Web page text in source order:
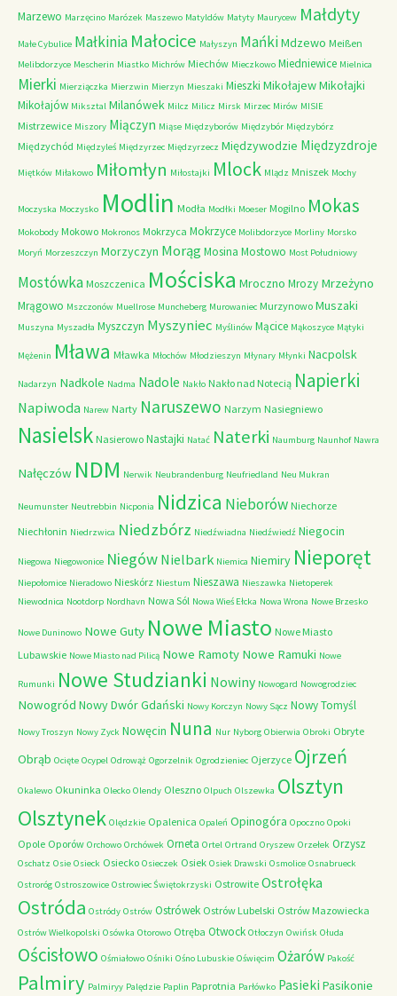
Marzewo Marzęcino Marózek Maszewo Matyldów Matyty Maurycew Małdyty
Małe Cybulice Małkinia Małocice Małyszyn MańkiMdzewo Meißen
Melibdorzyce Mescherin Miastko Michrów Miechów Mieczkowo Miedniewice Mielnica
Mierki Mierziączka Mierzwin Mierzyn Mieszaki Mieszki MikołajewMikołajki
Mikołajów Miksztal Milanówek Milcz Milicz Mirsk Mirzec Mirów MISIE
Mistrzewice Miszory Miączyn Miąse Międzyborów Międzybór Międzybórz
Międzychód Międzyleś Międzyrzec Międzyrzecz Międzywodzie Międzyzdroje
Miętków Miłakowo Miłomłyn Miłostajki Mlock Mlądz Mniszek Mochy
Moczyska Moczysko Modlin Modła Modłki Moeser Mogilno Mokas
Mokobody Mokowo Mokronos Mokrzyca Mokrzyce Molibdorzyce Morliny Morsko
Moryń Morzeszczyn Morzyczyn MorągMosina Mostowo Most Południowy
Mostówka Moszczenica Mościska Mroczno Mrozy Mrzeżyno
Mrągowo Mszczonów Muellrose Muncheberg Murowaniec Murzynowo Muszaki
Muszyna Myszadła Myszczyn Myszyniec Myślinów Mącice Mąkoszyce Mątyki
Mężenin Mława Mławka Młochów Młodzieszyn Młynary Młynki Nacpolsk
Nadarzyn Nadkole Nadma Nadole Nakło Nakło nad Notecią Napierki
Napiwoda Narew Narty Naruszewo Narzym Nasiegniewo
Nasielsk Nasierowo Nastajki Natać Naterki Naumburg Naunhof Nawra
Nałęczów NDM Nerwik Neubrandenburg Neufriedland Neu Mukran
Neumunster Neutrebbin Nicponia Nidzica Nieborów Niechorze
Niechłonin Niedrzwica Niedzbórz Niedźwiadna Niedźwiedź Niegocin
Niegowa Niegowonice Niegów Nielbark Niemica Niemiry Nieporęt
Niepołomice Nieradowo Nieskórz Niestum Nieszawa Nieszawka Nietoperek
Niewodnica Nootdorp Nordhavn Nowa Sól Nowa Wieś Ełcka Nowa Wrona Nowe Brzesko
Nowe Duninowo Nowe Guty Nowe Miasto Nowe Miasto
Lubawskie Nowe Miasto nad Pilicą Nowe Ramoty Nowe Ramuki Nowe
Rumunki Nowe Studzianki Nowiny Nowogard Nowogrodziec
Nowogród Nowy Dwór Gdański Nowy Korczyn Nowy Sącz Nowy Tomyśl
Nowy Troszyn Nowy Zyck Nowęcin Nuna Nur Nyborg Obierwia Obroki Obryte
Obrąb Ocięte Ocypel Odrowąż Ogorzelnik Ogrodzieniec Ojerzyce Ojrzeń
Okalewo Okuninka Olecko Olendy Oleszno Olpuch Olszewka Olsztyn
Olsztynek Olędzkie Opalenica Opaleń Opinogóra Opoczno Opoki
Opole Oporów Orchowo Orchówek Orneta Ortel Ortrand Oryszew Orzełek Orzysz
Oschatz Osie Osieck Osiecko Osieczek Osiek Osiek Drawski Osmolice Osnabrueck
Ostroróg Ostroszowice Ostrowiec Świętokrzyski Ostrowite Ostrołęka
Ostróda Ostródy Ostrów Ostrówek Ostrów Lubelski Ostrów Mazowiecka
Ostrów Wielkopolski Osówka Otorowo Otręba Otwock Otłoczyn Owińsk Ołuda
Ościsłowo Ośmiałowo Ośniki Ośno Lubuskie Oświęcim Ożarów Pakość
Palmiry Palmiryy Palędzie Paplin Paprotnia Parłówko Pasieki Pasikonie